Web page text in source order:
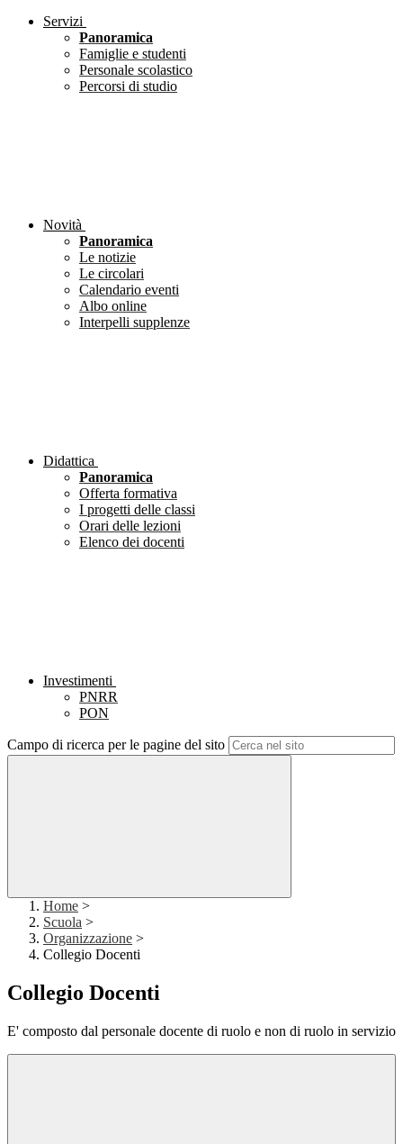
Servizi
Panoramica
Famiglie e studenti
Personale scolastico
Percorsi di studio
Novità
Panoramica
Le notizie
Le circolari
Calendario eventi
Albo online
Interpelli supplenze
Didattica
Panoramica
Offerta formativa
I progetti delle classi
Orari delle lezioni
Elenco dei docenti
Investimenti
PNRR
PON
Campo di ricerca per le pagine del sito
Home >
Scuola >
Organizzazione >
Collegio Docenti
Collegio Docenti
E' composto dal personale docente di ruolo e non di ruolo in servizio